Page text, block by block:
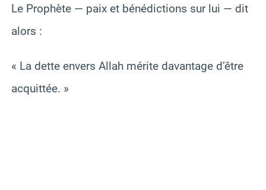
Le Prophète — paix et bénédictions sur lui — dit
alors :
« La dette envers Allah mérite davantage d’être
acquittée. »